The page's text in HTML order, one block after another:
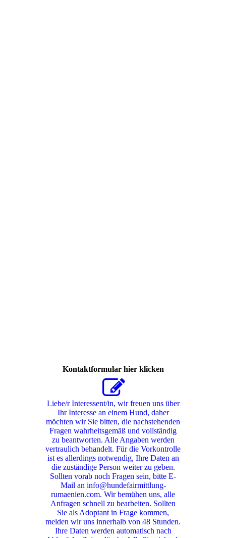
Kontaktformular hier klicken
Liebe/r Interessent/in, wir freuen uns über
Ihr Interesse an einem Hund, daher
möchten wir Sie bitten, die nachstehenden
Fragen wahrheitsgemäß und vollständig
zu beantworten. Alle Angaben werden
vertraulich behandelt. Für die Vorkontrolle
ist es allerdings notwendig, Ihre Daten an
die zuständige Person weiter zu geben.
Sollten vorab noch Fragen sein, bitte E-
Mail an info@hundefairmittlung-
rumaenien.com. Wir bemühen uns, alle
Anfragen schnell zu bearbeiten. Sollten
Sie als Adoptant in Frage kommen,
melden wir uns innerhalb von 48 Stunden.
Ihre Daten werden automatisch nach